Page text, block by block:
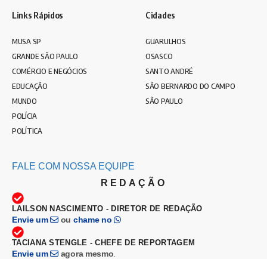
Links Rápidos
MUSA SP
GRANDE SÃO PAULO
COMÉRCIO E NEGÓCIOS
EDUCAÇÃO
MUNDO
POLÍCIA
POLÍTICA
Cidades
GUARULHOS
OSASCO
SANTO ANDRÉ
SÃO BERNARDO DO CAMPO
SÃO PAULO
FALE COM NOSSA EQUIPE
REDAÇÃO
LAILSON NASCIMENTO - DIRETOR DE REDAÇÃO
Envie um ou chame no
TACIANA STENGLE - CHEFE DE REPORTAGEM
Envie um agora mesmo